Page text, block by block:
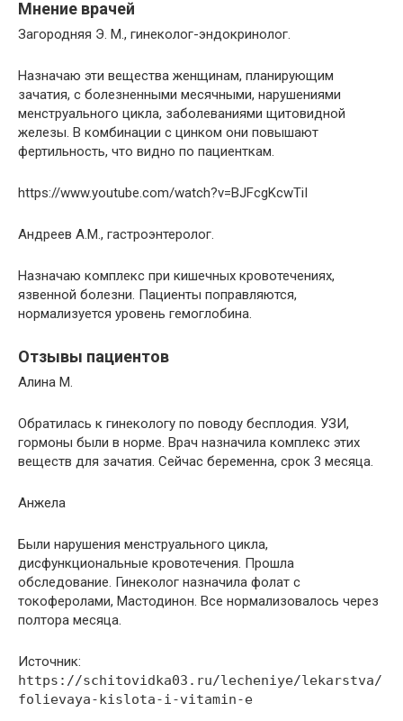
Мнение врачей
Загородняя Э. М., гинеколог-эндокринолог.
Назначаю эти вещества женщинам, планирующим
зачатия, с болезненными месячными, нарушениями
менструального цикла, заболеваниями щитовидной
железы. В комбинации с цинком они повышают
фертильность, что видно по пациенткам.
https://www.youtube.com/watch?v=BJFcgKcwTiI
Андреев А.М., гастроэнтеролог.
Назначаю комплекс при кишечных кровотечениях,
язвенной болезни. Пациенты поправляются,
нормализуется уровень гемоглобина.
Отзывы пациентов
Алина М.
Обратилась к гинекологу по поводу бесплодия. УЗИ,
гормоны были в норме. Врач назначила комплекс этих
веществ для зачатия. Сейчас беременна, срок 3 месяца.
Анжела
Были нарушения менструального цикла,
дисфункциональные кровотечения. Прошла
обследование. Гинеколог назначила фолат с
токоферолами, Мастодинон. Все нормализовалось через
полтора месяца.
Источник:
https://schitovidka03.ru/lecheniye/lekarstva/
folievaya-kislota-i-vitamin-e